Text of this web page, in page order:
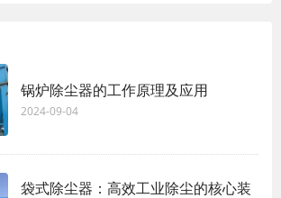
锅炉除尘器的工作原理及应用
2024-09-04
袋式除尘器：高效工业除尘的核心装